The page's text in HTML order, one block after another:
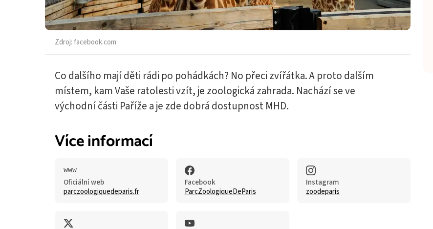
Zdroj:facebook.com
Co dalšího mají děti rádi po pohádkách? No přeci zvířátka. A proto dalším
místem, kam Vaše ratolesti vzít, je zoologická zahrada. Nachází se ve
východní části Paříže a je zde dobrá dostupnost MHD.
Více informací
Oficiální web
parczoologiquedeparis.fr
Facebook
ParcZoologiqueDeParis
Instagram
zoodeparis